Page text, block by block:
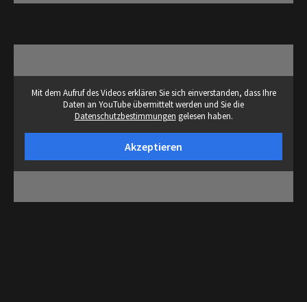
Mit dem Aufruf des Videos erklären Sie sich einverstanden, dass Ihre
Daten an YouTube übermittelt werden und Sie die
Datenschutzbestimmungen gelesen haben.
Akzeptieren